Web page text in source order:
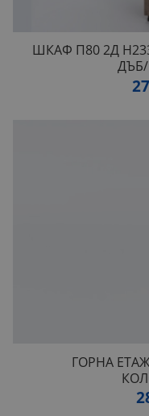
ШКАФ П80 2Д
ГОРНА